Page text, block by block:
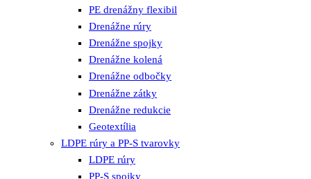
PE drenážny flexibil
Drenážne rúry
Drenážne spojky
Drenážne kolená
Drenážne odbočky
Drenážne zátky
Drenážne redukcie
Geotextília
LDPE rúry a PP-S tvarovky
LDPE rúry
PP-S spojky